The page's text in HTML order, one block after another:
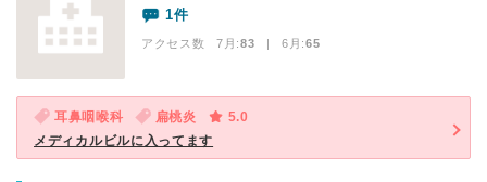
1件
アクセス数 7月:83 | 6月:65
耳鼻咽喉科 扁桃炎
5.0
メディカルビルに入ってます